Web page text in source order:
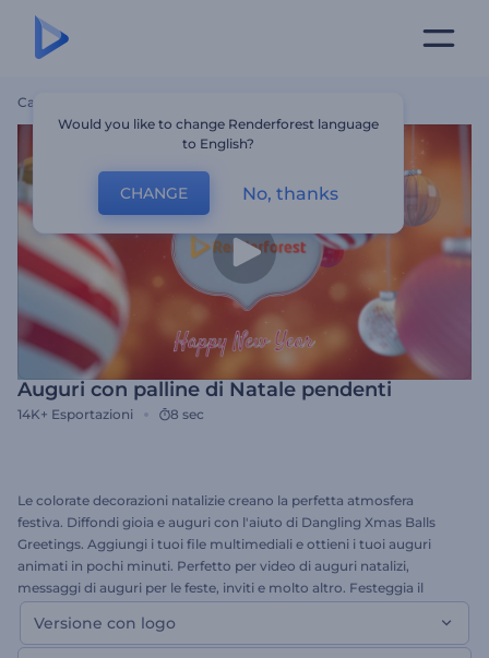
Casa
Auguri con palline di Natale pendenti
14K+ Esportazioni 8 sec
Le colorate decorazioni natalizie creano la perfetta atmosfera
festiva. Diffondi gioia e auguri con l'aiuto di Dangling Xmas Balls
Greetings. Aggiungi i tuoi file multimediali e ottieni i tuoi auguri
animati in pochi minuti. Perfetto per video di auguri natalizi,
messaggi di auguri per le feste, inviti e molto altro. Festeggia il
Natale con auguri sinceri. Provalo ora gratuitamente. Questa è la
versione con logo!
Versione con logo
Would you like to change Renderforest language
to English?
CHANGE No, thanks